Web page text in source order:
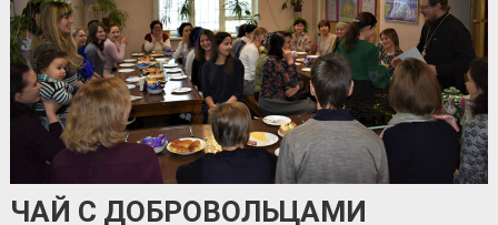
ЧАЙ С ДОБРОВОЛЬЦАМИ